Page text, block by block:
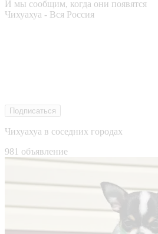
И мы сообщим, когда они появятся
Чихуахуа - Вся Россия
Подписаться
Чихуахуа в соседних городах
981 объявление